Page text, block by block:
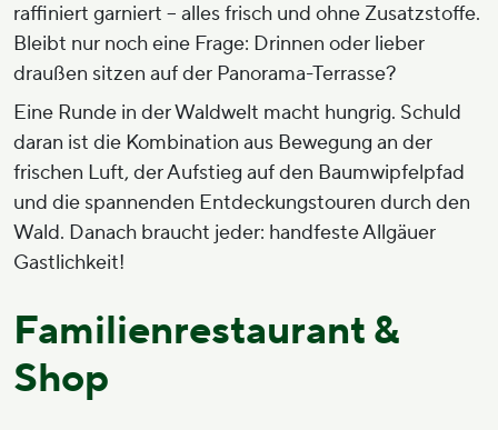
raffiniert garniert – alles frisch und ohne Zusatzstoffe.
Bleibt nur noch eine Frage: Drinnen oder lieber
draußen sitzen auf der Panorama-Terrasse?
Eine Runde in der Waldwelt macht hungrig. Schuld
daran ist die Kombination aus Bewegung an der
frischen Luft, der Aufstieg auf den Baumwipfelpfad
und die spannenden Entdeckungstouren durch den
Wald. Danach braucht jeder: handfeste Allgäuer
Gastlichkeit!
Familienrestaurant &
Shop